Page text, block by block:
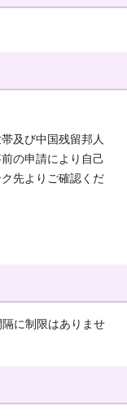
及び中国残留邦人
の申請により自己
先よりご確認くだ
に制限はありませ